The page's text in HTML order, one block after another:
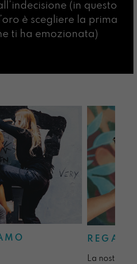
(in questo
è scegliere la prima
ti ha emozionata)
La nostra